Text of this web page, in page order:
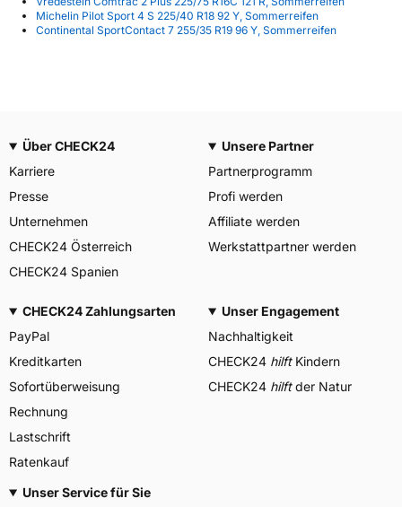
Michelin Pilot Sport 4 S 225/40 R18 92 Y, Sommerreifen
Continental SportContact 7 255/35 R19 96 Y, Sommerreifen
Über CHECK24
Karriere
Presse
Unternehmen
CHECK24 Österreich
CHECK24 Spanien
Unsere Partner
Partnerprogramm
Profi werden
Affiliate werden
Werkstattpartner werden
CHECK24 Zahlungsarten
PayPal
Kreditkarten
Sofortüberweisung
Rechnung
Lastschrift
Ratenkauf
Unser Engagement
Nachhaltigkeit
CHECK24 hilftKindern
CHECK24 hilftder Natur
Unser Service für Sie